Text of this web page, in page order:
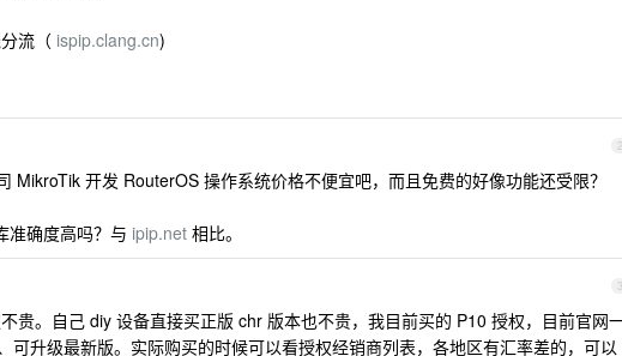
流（ ispip.clang.cn)
2
MikroTik 开发 RouterOS 操作系统价格不便宜吧，而且免费的好像功能还受限？
准确度高吗？与 ipip.net 相比。
3
贵。自己 diy 设备直接买正版 chr 版本也不贵，我目前买的 P10 授权，目前官网
可升级最新版。实际购买的时候可以看授权经销商列表，各地区有汇率差的，可以